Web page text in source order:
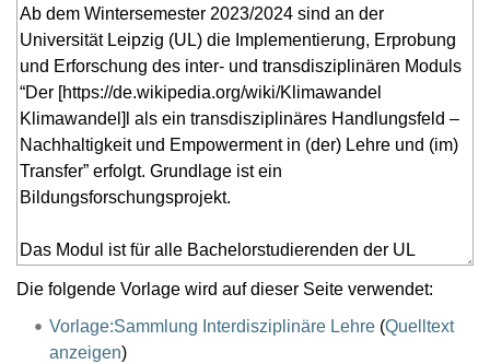
Die folgende Vorlage wird auf dieser Seite verwendet:
Vorlage:Sammlung Interdisziplinäre Lehre(Quelltext
anzeigen)